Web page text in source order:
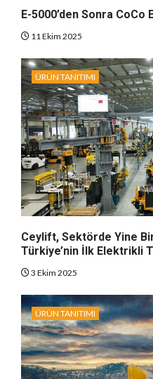
E-5000’den Sonra
11 Ekim 2025
ÜRÜN TANITIMI
Ceylift, Sektörde Yine
Türkiye’nin İlk Elektrikli
3 Ekim 2025
ÜRÜN TANITIMI